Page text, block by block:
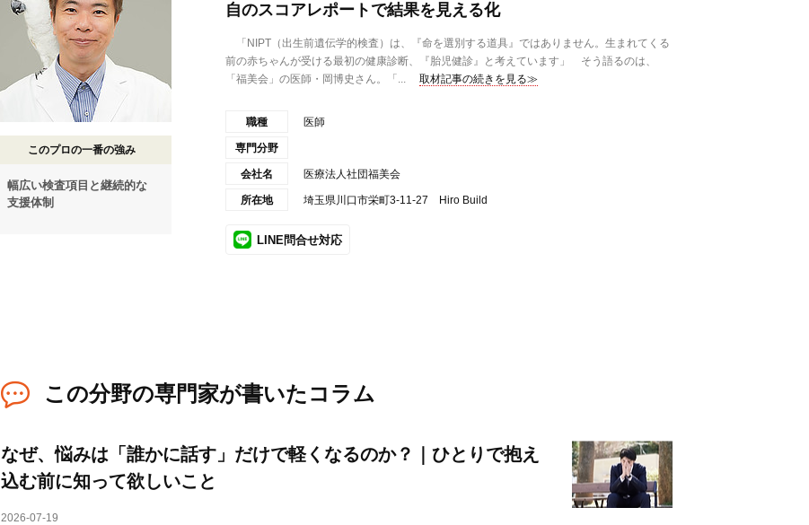
このプロの一番の強み
幅広い検査項目と継続的な
支援体制
自のスコアレポートで結果を見える化
「NIPT（出生前遺伝学的検査）は、『命を選別する道具』ではありません。生まれてくる
前の赤ちゃんが受ける最初の健康診断、『胎児健診』と考えています」 そう語るのは、
「福美会」の医師・岡博史さん。「...
取材記事の続きを見る≫
職種 医師
専門分野
会社名 医療法人社団福美会
所在地 埼玉県川口市栄町3-11-27 Hiro Build
LINE問合せ対応
この分野の専門家が書いたコラム
なぜ、悩みは「誰かに話す」だけで軽くなるのか？｜ひとりで抱え
込む前に知って欲しいこと
2026-07-19